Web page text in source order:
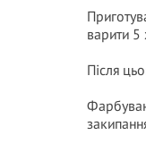
варити 5
Після